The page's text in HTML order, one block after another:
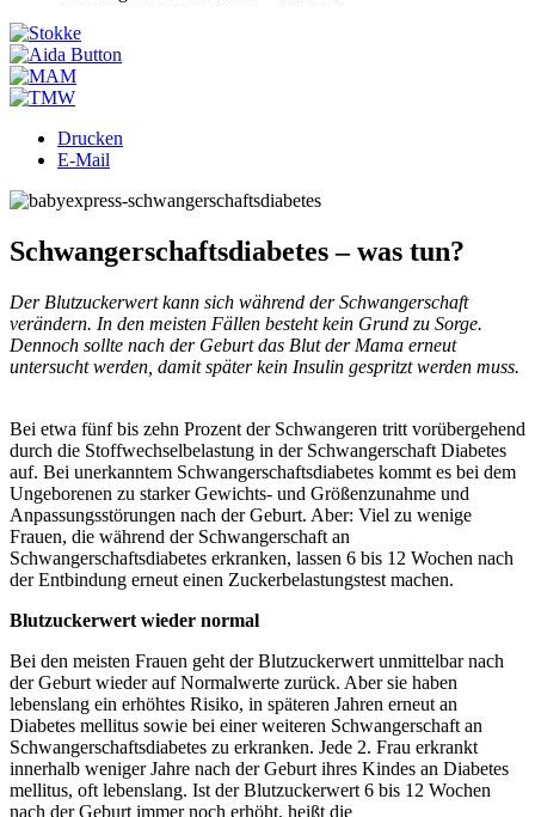
Drucken
E-Mail
Schwangerschaftsdiabetes – was tun?
Der Blutzuckerwert kann sich während der Schwangerschaft
verändern. In den meisten Fällen besteht kein Grund zu Sorge.
Dennoch sollte nach der Geburt das Blut der Mama erneut
untersucht werden, damit später kein Insulin gespritzt werden muss.
Bei etwa fünf bis zehn Prozent der Schwangeren tritt vorübergehend
durch die Stoffwechselbelastung in der Schwangerschaft Diabetes
auf. Bei unerkanntem Schwangerschaftsdiabetes kommt es bei dem
Ungeborenen zu starker Gewichts‐ und Größenzunahme und
Anpassungsstörungen nach der Geburt. Aber: Viel zu wenige
Frauen, die während der Schwangerschaft an
Schwangerschaftsdiabetes erkranken, lassen 6 bis 12 Wochen nach
der Entbindung erneut einen Zuckerbelastungstest machen.
Blutzuckerwert wieder normal
Bei den meisten Frauen geht der Blutzuckerwert unmittelbar nach
der Geburt wieder auf Normalwerte zurück. Aber sie haben
lebenslang ein erhöhtes Risiko, in späteren Jahren erneut an
Diabetes mellitus sowie bei einer weiteren Schwangerschaft an
Schwangerschaftsdiabetes zu erkranken. Jede 2. Frau erkrankt
innerhalb weniger Jahre nach der Geburt ihres Kindes an Diabetes
mellitus, oft lebenslang. Ist der Blutzuckerwert 6 bis 12 Wochen
nach der Geburt immer noch erhöht, heißt die